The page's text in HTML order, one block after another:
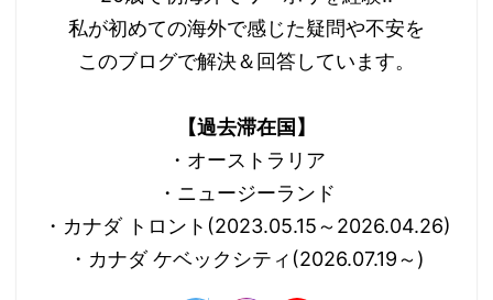
私が初めての海外で感じた疑問や不安を
このブログで解決＆回答しています。
【過去滞在国】
・オーストラリア
・ニュージーランド
・カナダ トロント(2023.05.15～2026.04.26)
・カナダ ケベックシティ(2026.07.19～)